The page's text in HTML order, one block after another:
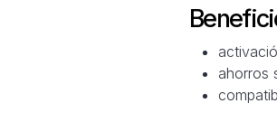
ahorros